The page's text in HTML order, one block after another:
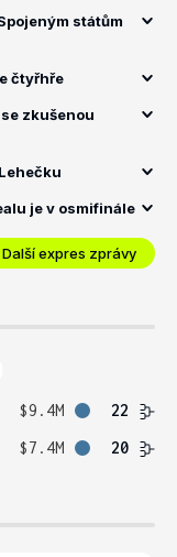
státům
čtyřhře
zkušenou
je v osmifinále
Další expres zprávy
$9.4M
22
$7.4M 20